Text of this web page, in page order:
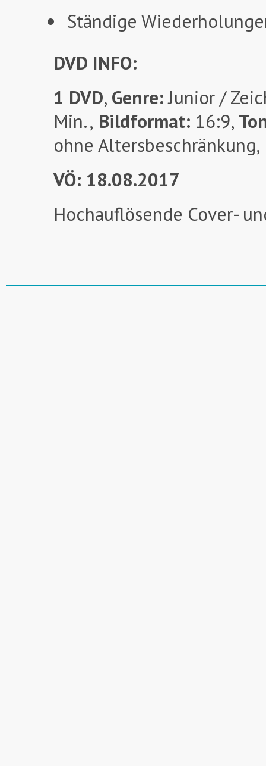
Ständige
DVD INFO:
1 DVD, Genre:Junior /
Min., Bildformat: 16:9,
ohne Altersbeschränkung,
VÖ: 18.08.2017
Hochauflösende Cover-